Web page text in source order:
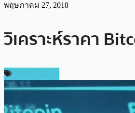
พฤษภาคม 27, 2018
วิเคราะห์ราคา